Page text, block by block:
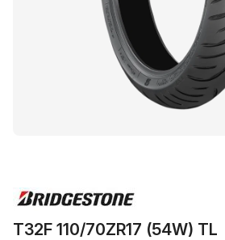
T32F 110/70ZR17 (54W) TL